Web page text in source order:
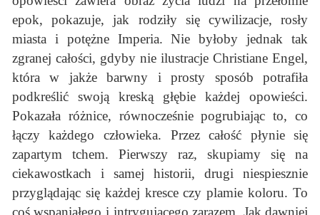
epok, pokazuje, jak rodziły się cywilizacje, rosły
miasta i potężne Imperia. Nie byłoby jednak tak
zgranej całości, gdyby nie ilustracje Christiane Engel,
która w jakże barwny i prosty sposób potrafiła
podkreślić swoją kreską głębie każdej opowieści.
Pokazała różnice, równocześnie pogrubiając to, co
łączy każdego człowieka. Przez całość płynie się
zapartym tchem. Pierwszy raz, skupiamy się na
ciekawostkach i samej historii, drugi niespiesznie
przyglądając się każdej kresce czy plamie koloru. To
coś wspaniałego i intrygującego zarazem. Jak dawniej